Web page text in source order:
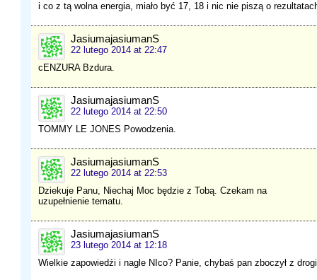
i co z tą wolna energia, miało być 17, 18 i nic nie piszą o
JasiumajasiumanS
22 lutego 2014 at 22:47
cENZURA Bzdura.
JasiumajasiumanS
22 lutego 2014 at 22:50
TOMMY LE JONES Powodzenia.
JasiumajasiumanS
22 lutego 2014 at 22:53
Dziekuje Panu, Niechaj Moc będzie z Tobą. Czekam na
uzupełnienie tematu.
JasiumajasiumanS
23 lutego 2014 at 12:18
Wielkie zapowiedźi i nagle NIco? Panie, chybaś pan zboczył z